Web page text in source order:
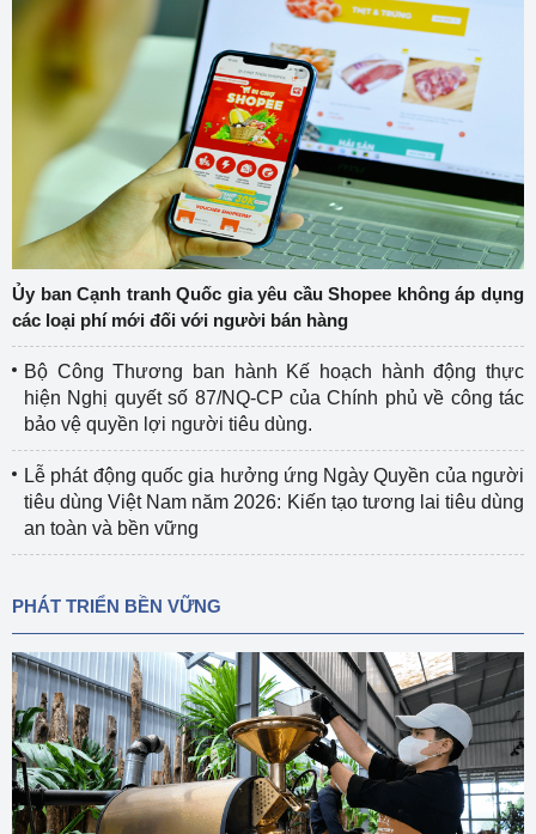
Ủy ban Cạnh tranh Quốc gia yêu cầu Shopee không áp dụng
các loại phí mới đối với người bán hàng
Bộ Công Thương ban hành Kế hoạch hành động thực
hiện Nghị quyết số 87/NQ-CP của Chính phủ về công tác
bảo vệ quyền lợi người tiêu dùng.
Lễ phát động quốc gia hưởng ứng Ngày Quyền của người
tiêu dùng Việt Nam năm 2026: Kiến tạo tương lai tiêu dùng
an toàn và bền vững
PHÁT TRIỂN BỀN VỮNG